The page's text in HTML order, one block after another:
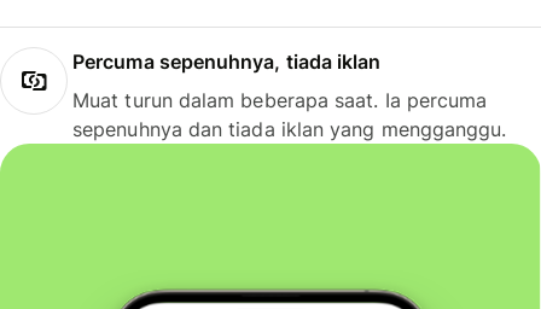
Percuma sepenuhnya, tiada iklan
Muat turun dalam beberapa saat. Ia percuma
sepenuhnya dan tiada iklan yang mengganggu.